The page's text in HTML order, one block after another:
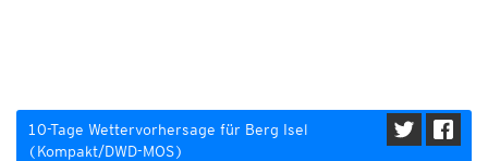
10-Tage Wettervorhersage für Berg Isel
(Kompakt/DWD-MOS)